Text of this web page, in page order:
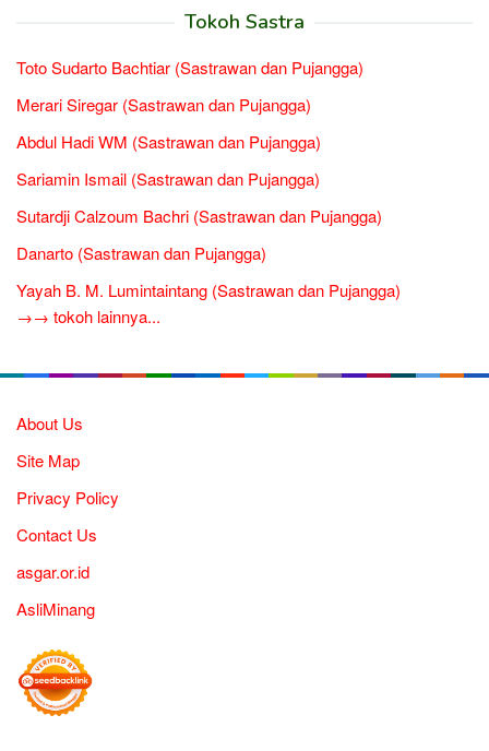
Tokoh Sastra
Toto Sudarto Bachtiar (Sastrawan dan Pujangga)
Merari Siregar (Sastrawan dan Pujangga)
Abdul Hadi WM (Sastrawan dan Pujangga)
Sariamin Ismail (Sastrawan dan Pujangga)
Sutardji Calzoum Bachri (Sastrawan dan Pujangga)
Danarto (Sastrawan dan Pujangga)
Yayah B. M. Lumintaintang (Sastrawan dan Pujangga)
→→ tokoh lainnya...
About Us
Site Map
Privacy Policy
Contact Us
asgar.or.id
AsliMinang